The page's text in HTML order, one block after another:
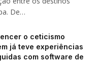
De…
o ceticismo
já teve experiências
com software de